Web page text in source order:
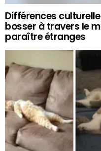
Différences
bosser à travers le
paraître étranges